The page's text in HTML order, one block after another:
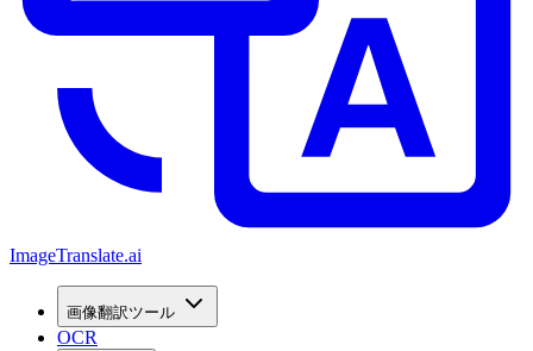
ImageTranslate.ai
画像翻訳ツール
OCR